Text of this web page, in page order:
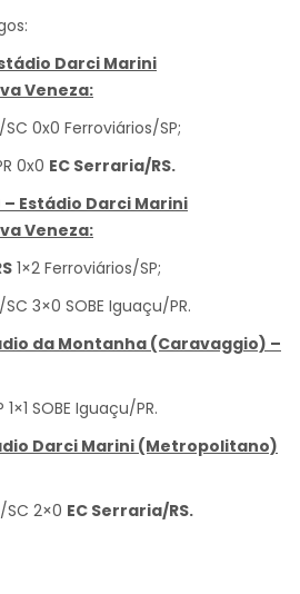
Darci Marini
Veneza:
0x0 Ferroviários/SP;
0x0 EC Serraria/RS.
– Estádio Darci Marini
Veneza:
1×2 Ferroviários/SP;
3×0 SOBE Iguaçu/PR.
da Montanha (Caravaggio) –
SOBE Iguaçu/PR.
Darci Marini (Metropolitano)
2×0 EC Serraria/RS.